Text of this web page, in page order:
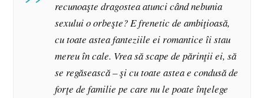
recunoaşte dragostea atunci când nebunia
sexului o orbeşte? E frenetic de ambiţioasă,
cu toate astea fanteziile ei romantice îi stau
mereu în cale. Vrea să scape de părinţii ei, să
se regăsească – şi cu toate astea e condusă de
forţe de familie pe care nu le poate înţelege